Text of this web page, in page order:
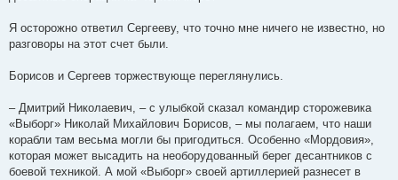
Я осторожно ответил Сергееву, что точно мне ничего не известно, но
разговоры на этот счет были.
Борисов и Сергеев торжествующе переглянулись.
– Дмитрий Николаевич, – с улыбкой сказал командир сторожевика
«Выборг» Николай Михайлович Борисов, – мы полагаем, что наши
корабли там весьма могли бы пригодиться. Особенно «Мордовия»,
которая может высадить на необорудованный берег десантников с
боевой техникой. А мой «Выборг» своей артиллерией разнесет в